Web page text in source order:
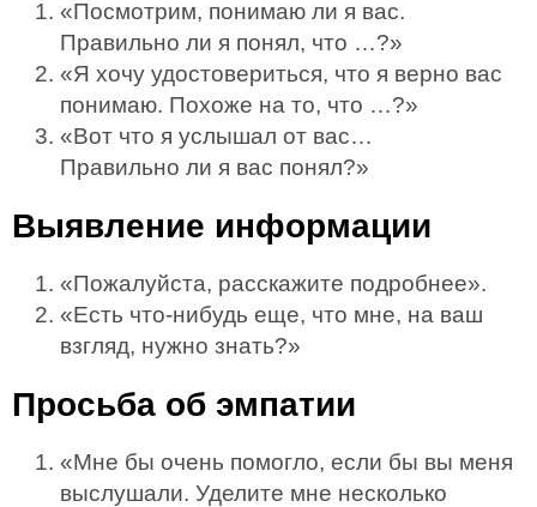
«Посмотрим, понимаю ли я вас.
Правильно ли я понял, что …?»
«Я хочу удостовериться, что я верно вас
понимаю. Похоже на то, что …?»
«Вот что я услышал от вас…
Правильно ли я вас понял?»
Выявление информации
«Пожалуйста, расскажите подробнее».
«Есть что-нибудь еще, что мне, на ваш
взгляд, нужно знать?»
Просьба об эмпатии
«Мне бы очень помогло, если бы вы меня
выслушали. Уделите мне несколько